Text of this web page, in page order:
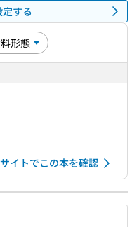
する
イトでこの本を確認